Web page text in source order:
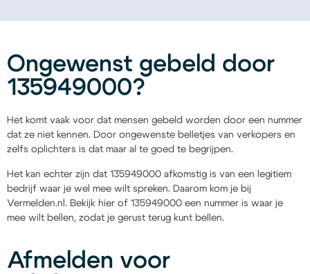
Ongewenst gebeld door
135949000?
Het komt vaak voor dat mensen gebeld worden door een nummer
dat ze niet kennen. Door ongewenste belletjes van verkopers en
zelfs oplichters is dat maar al te goed te begrijpen.
Het kan echter zijn dat 135949000 afkomstig is van een legitiem
bedrijf waar je wel mee wilt spreken. Daarom kom je bij
Vermelden.nl. Bekijk hier of 135949000 een nummer is waar je
mee wilt bellen, zodat je gerust terug kunt bellen.
Afmelden voor